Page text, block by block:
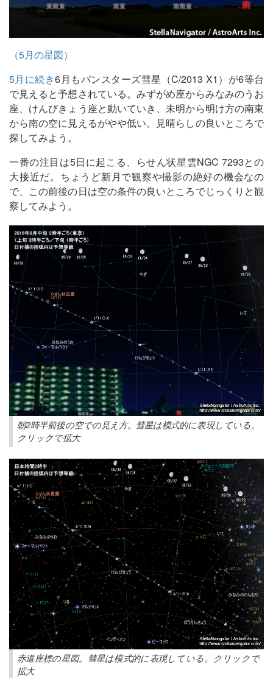
（5月の星図）
5月に続き6月もパンスターズ彗星（C/2013 X1）が6等台
で見えると予想されている。みずがめ座からみなみのうお
座、けんびきょう座と動いていき、未明から明け方の南東
から南の空に見えるがやや低い。見晴らしの良いところで
探してみよう。
一番の注目は5日に起こる、らせん状星雲NGC 7293との
大接近だ。ちょうど新月で観察や撮影の絶好の機会なの
で、この前後の日は空の条件の良いところでじっくりと観
察してみよう。
朝2時半前後の空での見え方。彗星は模式的に表現している。
クリックで拡大
赤道座標の星図。彗星は模式的に表現している。クリックで
拡大